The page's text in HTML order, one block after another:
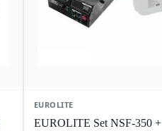
EUROLITE
EUROLITE Set NSF-350 +